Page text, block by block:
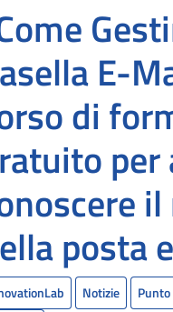
E-
di
posta
Notizie